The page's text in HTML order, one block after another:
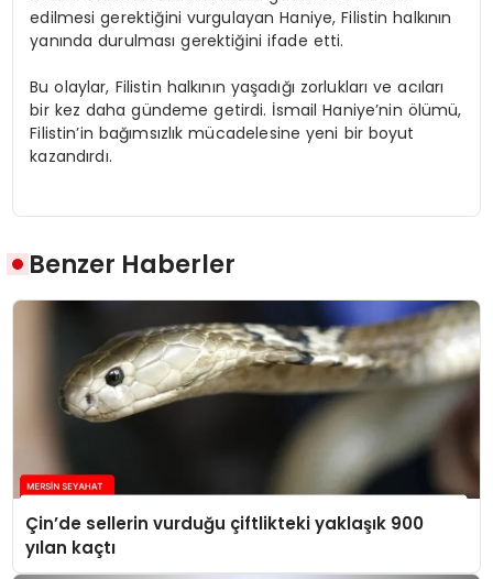
edilmesi gerektiğini vurgulayan Haniye, Filistin halkının
yanında durulması gerektiğini ifade etti.
Bu olaylar, Filistin halkının yaşadığı zorlukları ve acıları
bir kez daha gündeme getirdi. İsmail Haniye’nin ölümü,
Filistin’in bağımsızlık mücadelesine yeni bir boyut
kazandırdı.
Benzer Haberler
Çin’de sellerin vurduğu çiftlikteki yaklaşık 900
yılan kaçtı